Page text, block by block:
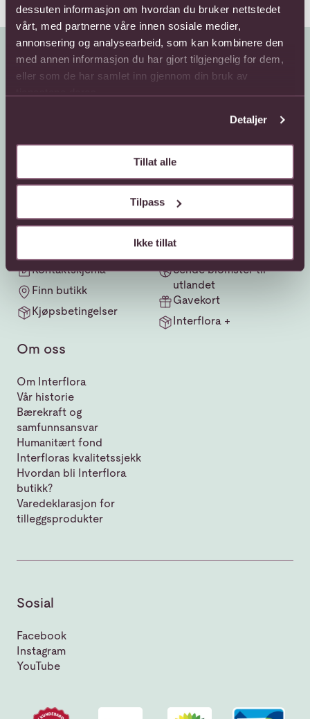
dessuten informasjon om hvordan du bruker nettstedet
vårt, med partnerne våre innen sosiale medier,
annonsering og analysearbeid, som kan kombinere den
med annen informasjon du har gjort tilgjengelig for dem,
eller som de har samlet inn gjennom din bruk av
Detaljer
Tillat alle
Tilpass
Ikke tillat
66 85 75 50
08:00 - 18:00
Kontaktskjema
Finn butikk
Kjøpsbetingelser
Sende blomster
800 40 400
Mandag - fredag
08:00 - 18:00
Lørdag
Sende blomster til
utlandet
Gavekort
Interflora +
Om oss
Om Interflora
Vår historie
Bærekraft og
samfunnsansvar
Humanitært fond
Interfloras kvalitetssjekk
Hvordan bli Interflora
butikk?
Varedeklarasjon for
tilleggsprodukter
Sosial
Facebook
Instagram
YouTube